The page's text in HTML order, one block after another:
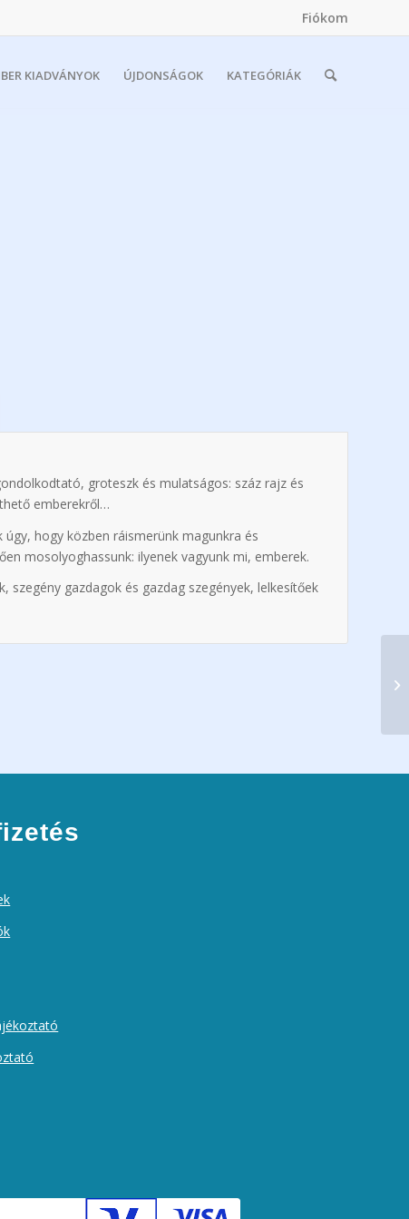
Fiókom
KIADVÁNYOK ÚJDONSÁGOK KATEGÓRIÁK
groteszk és mulatságos: száz rajz és
emberekről…
hogy közben ráismerünk magunkra és
mosolyoghassunk: ilyenek vagyunk mi, emberek.
szegény gazdagok és gazdag szegények, lelkesítőek